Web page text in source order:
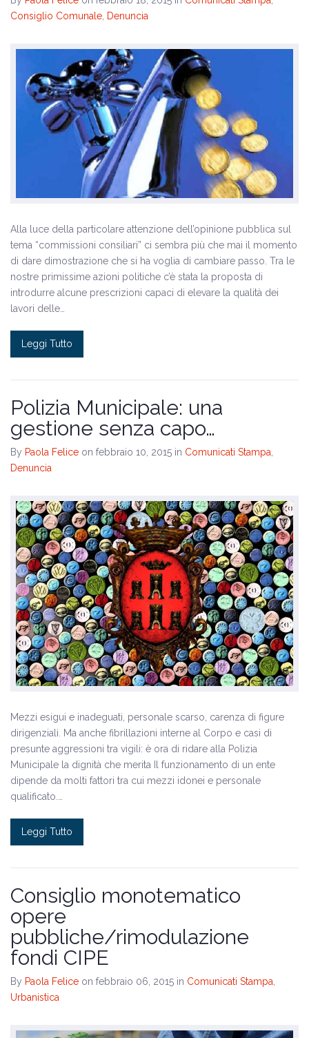
Consiglio Comunale Denuncia
Alla luce della particolare attenzione dell’opinione pubblica sul
tema “commissioni consiliari” ci sembra più che mai il momento
di dare dimostrazione che si ha voglia di cambiare passo. Tra le
nostre primissime azioni politiche c’è stata la proposta di
introdurre alcune prescrizioni capaci di elevare la qualità dei
lavori delle…
Leggi Tutto
Polizia Municipale: una
gestione senza capo…
By Paola Felice on febbraio 10, 2015 in Comunicati Stampa,
Denuncia
Mezzi esigui e inadeguati, personale scarso, carenza di figure
dirigenziali. Ma anche fibrillazioni interne al Corpo e casi di
presunte aggressioni tra vigili: è ora di ridare alla Polizia
Municipale la dignità che merita Il funzionamento di un ente
dipende da molti fattori tra cui mezzi idonei e personale
qualificato.…
Leggi Tutto
Consiglio monotematico
opere
pubbliche/rimodulazione
fondi CIPE
By Paola Felice on febbraio 06, 2015 in Comunicati Stampa
Urbanistica